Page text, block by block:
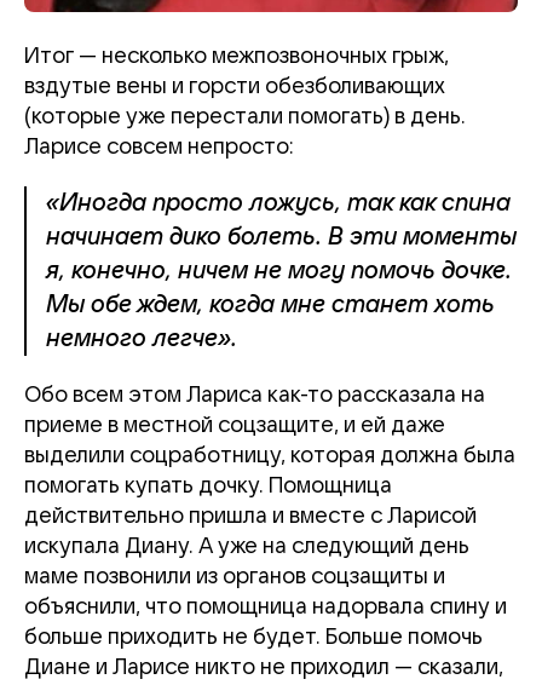
Итог — несколько межпозвоночных грыж,
вздутые вены и горсти обезболивающих
(которые уже перестали помогать) в день.
Ларисе совсем непросто:
​​​​​​​«Иногда просто ложусь, так как спина
начинает дико болеть. В эти моменты
я, конечно, ничем не могу помочь дочке.
Мы обе ждем, когда мне станет хоть
немного легче».
Обо всем этом Лариса как-то рассказала на
приеме в местной соцзащите, и ей даже
выделили соцработницу, которая должна была
помогать купать дочку. Помощница
действительно пришла и вместе с Ларисой
искупала Диану. А уже на следующий день
маме позвонили из органов соцзащиты и
объяснили, что помощница надорвала спину и
больше приходить не будет. Больше помочь
Диане и Ларисе никто не приходил — сказали,